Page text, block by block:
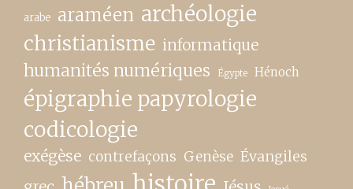
arabe araméen archéologie
christianisme informatique
humanités numériques Égypte Hénoch
épigraphie papyrologie
codicologie
exégèse contrefaçons Genèse Évangiles